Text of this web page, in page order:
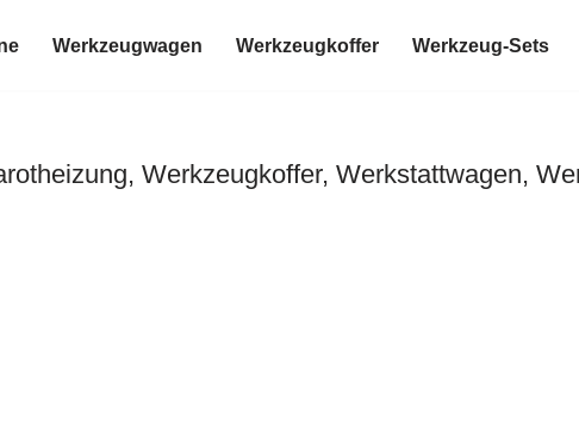
Werkzeugwagen Werkzeugkoffer Werkzeug-Sets
Werkzeugkoffer, Werkstattwagen,